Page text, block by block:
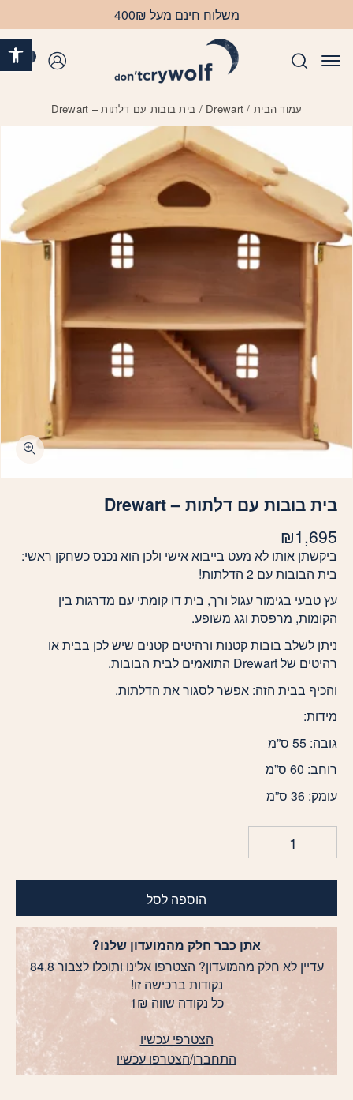
משלוח חינם מעל 400₪
עמוד הבית /
Drewart / בית בובות עם דלתות – Drewart
בית בובות עם דלתות – Drewart
₪1,695
ביקשתן אותו לא מעט בייבוא אישי ולכן הוא נכנס כשחקן ראשי:
בית הבובות עם 2 הדלתות!
עץ טבעי בגימור עגול ורך, בית דו קומתי עם מדרגות בין
הקומות, מרפסת וגג משופע.
ניתן לשלב בובות קטנות ורהיטים קטנים שיש לכן בבית או
רהיטים של Drewart התואמים לבית הבובות.
והכיף בבית הזה: אפשר לסגור את הדלתות.
מידות:
גובה: 55 ס”מ
רוחב: 60 ס”מ
עומק: 36 ס”מ
הוספה לסל
אתן כבר חלק מהמועדון שלנו?
עדיין לא חלק מהמועדון? הצטרפו אלינו ותוכלו לצבור 84.8
נקודות ברכישה זו!
כל נקודה שווה 1₪
הצטרפי עכשיו
התחברו/הצטרפו עכשיו